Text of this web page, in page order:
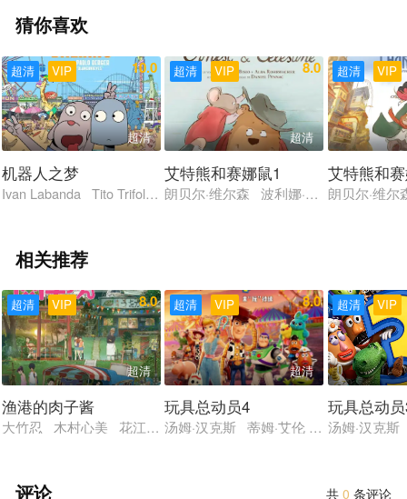
猜你喜欢
VIP
超清 10.0
超清
机器人之梦
Ivan Labanda Tito Trifol Rafa Calvo José García Tos José Luis
VIP
超清 8.0
超清
艾特熊和赛娜鼠1
朗贝尔·维尔森 波利娜·布伦纳 安妮-
VIP
超清
艾特熊和
朗贝尔·维
相关推荐
VIP
超清 8.0
超清
渔港的肉子酱
大竹忍 木村心美 花江夏树 吉冈里帆 松子DELUXE
VIP
超清 8.0
超清
玩具总动员4
汤姆·汉克斯 蒂姆·艾伦 安妮·波茨 托
VIP
超清
玩具总动
汤姆·汉克
共0 条评论
评论